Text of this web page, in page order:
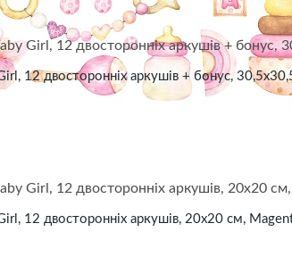
12 двосторонніх аркушів + бонус,
12 двосторонніх аркушів, 20х20 см,